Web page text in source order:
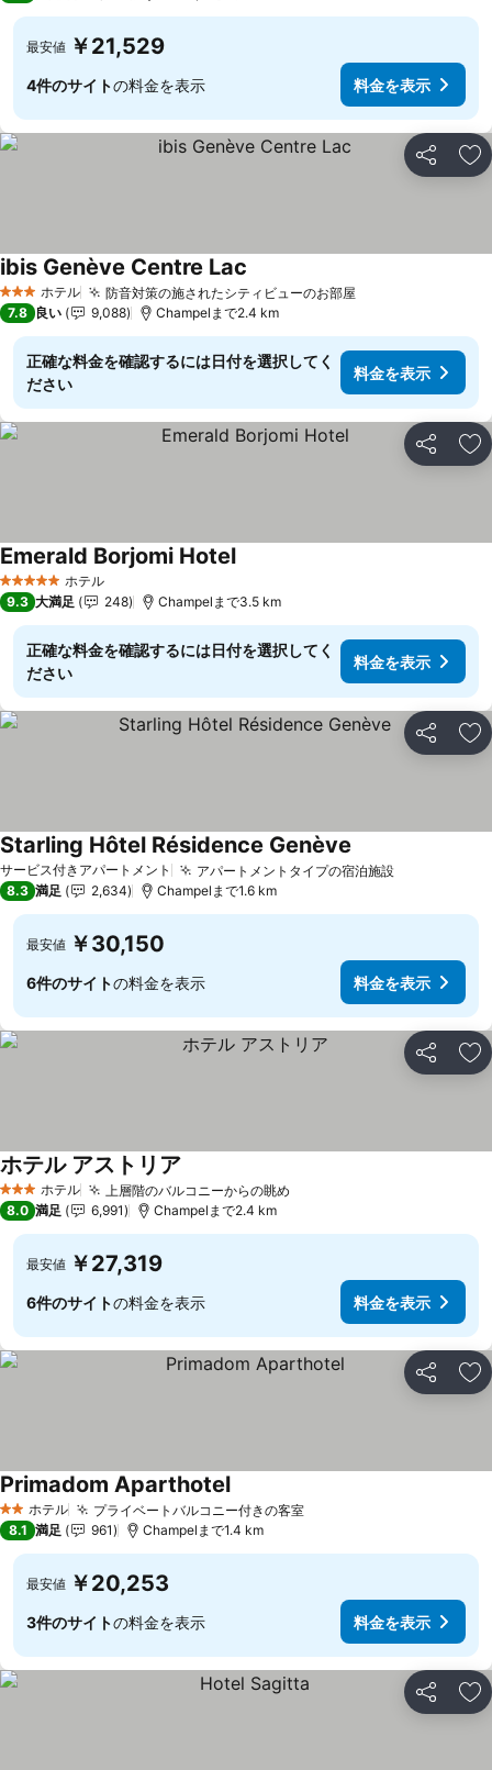
最安値 ￥21,529
4件のサイトの料金を表示 料金を表示
シェア お
3 ホテルのランク
ホテル 防音対策の施されたシティビューのお部屋
ibis Genève Centre Lac
7.8 良い 9,088 Champelまで2.4 km
正確な料金を確認するには日付を選択してく
ださい
料金を表示
シェア お
5 ホテルのランク
ホテル
Emerald Borjomi Hotel
9.3 大満足 248 Champelまで3.5 km
正確な料金を確認するには日付を選択してく
ださい
料金を表示
シェア お
サービス付きアパートメント アパートメントタイプの宿泊施設
Starling Hôtel Résidence Genève
8.3 満足 2,634 Champelまで1.6 km
最安値 ￥30,150
6件のサイトの料金を表示 料金を表示
シェア お
3 ホテルのランク
ホテル 上層階のバルコニーからの眺め
ホテル アストリア
8.0 満足 6,991 Champelまで2.4 km
最安値 ￥27,319
6件のサイトの料金を表示 料金を表示
シェア お
2 ホテルのランク
ホテル プライベートバルコニー付きの客室
Primadom Aparthotel
8.1 満足 961 Champelまで1.4 km
最安値 ￥20,253
3件のサイトの料金を表示 料金を表示
シェア お